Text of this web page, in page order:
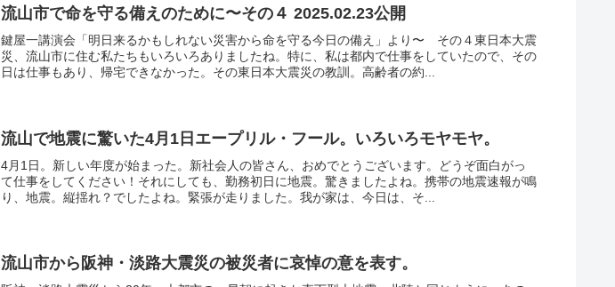
流山市で命を守る備えのために〜その４ 2025.02.23公開
鍵屋一講演会「明日来るかもしれない災害から命を守る今日の備え」より〜 その４東日本大震
災、流山市に住む私たちもいろいろありましたね。特に、私は都内で仕事をしていたので、その
日は仕事もあり、帰宅できなかった。その東日本大震災の教訓。高齢者の約...
流山で地震に驚いた4月1日エープリル・フール。いろいろモヤモヤ。
4月1日。新しい年度が始まった。新社会人の皆さん、おめでとうございます。どうぞ面白がっ
て仕事をしてください！それにしても、勤務初日に地震。驚きましたよね。携帯の地震速報が鳴
り、地震。縦揺れ？でしたよね。緊張が走りました。我が家は、今日は、そ...
流山市から阪神・淡路大震災の被災者に哀悼の意を表す。